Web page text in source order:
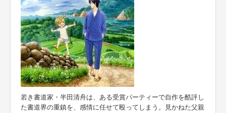
若き書道家・半田清舟は、ある受賞パーティーで自作を酷評し
た書道界の重鎮を、感情に任せて殴ってしまう。見かねた父親